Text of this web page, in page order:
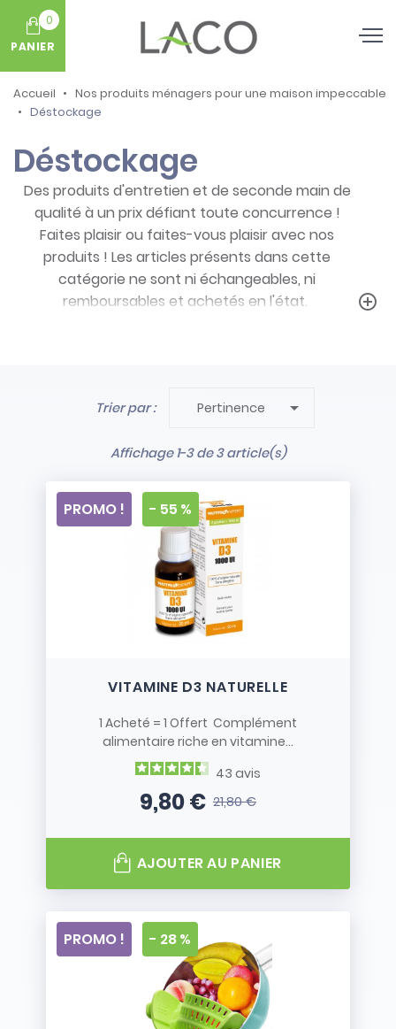
0
PANIER
Accueil
Nos produits ménagers pour une maison impeccable
Déstockage
Déstockage
Des produits d'entretien et de seconde main de
qualité à un prix défiant toute concurrence !
Faites plaisir ou faites-vous plaisir avec nos
produits ! Les articles présents dans cette
catégorie ne sont ni échangeables, ni
remboursables et achetés en l'état.
- Stock limité et non renouvelé
add_circle_outline
Trier par : Pertinence 
Affichage 1-3 de 3 article(s)
VITAMINE D3 NATURELLE
1 Acheté = 1 Offert Complément
alimentaire riche en vitamine...
43 avis
Prix
9,80 €Prix de base
21,80 €
PROMO ! - 55 %
AJOUTER AU PANIER
PROMO ! - 28 %